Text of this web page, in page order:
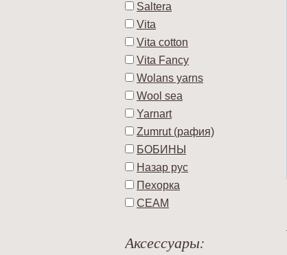
Saltera
Vita
Vita cotton
Vita Fancy
Wolans yarns
Wool sea
Yarnart
Zumrut (рафия)
БОБИНЫ
Назар рус
Пехорка
СЕАМ
Аксессуары: